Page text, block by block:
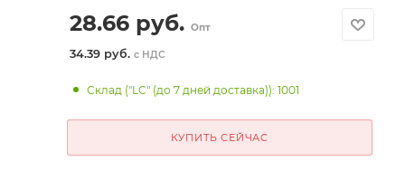
28.66руб. Опт
34.39 руб. с НДС
Склад ("LC" (до 7 дней доставка)): 1001
КУПИТЬ СЕЙЧАС